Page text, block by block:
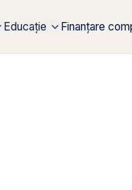
Educație Finanțare